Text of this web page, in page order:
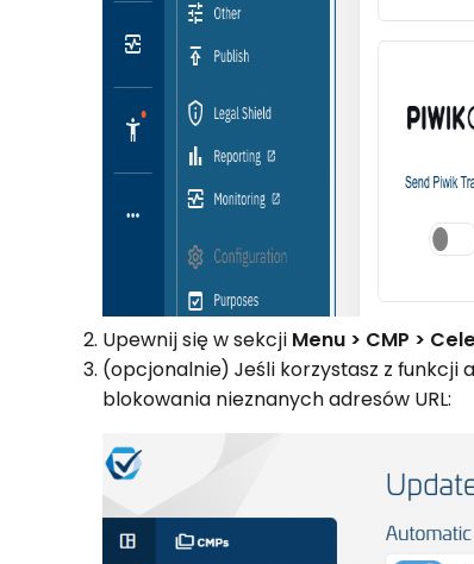
Upewnij się w sekcji Menu > CMP >
(opcjonalnie) Jeśli korzystasz z funkcji
blokowania nieznanych adresów URL: